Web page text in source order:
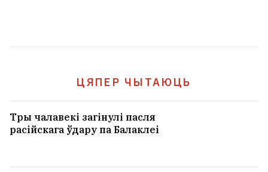
ЦЯПЕР ЧЫТАЮЦЬ
Тры чалавекі загінулі пасля
расійскага ўдару па Балаклеі